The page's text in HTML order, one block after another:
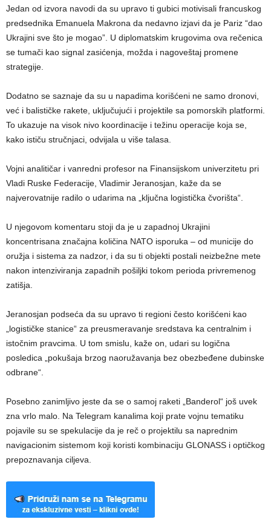
Jedan od izvora navodi da su upravo ti gubici motivisali francuskog
predsednika Emanuela Makrona da nedavno izjavi da je Pariz “dao
Ukrajini sve što je mogao”. U diplomatskim krugovima ova rečenica
se tumači kao signal zasićenja, možda i nagoveštaj promene
strategije.
Dodatno se saznaje da su u napadima korišćeni ne samo dronovi,
već i balističke rakete, uključujući i projektile sa pomorskih platformi.
To ukazuje na visok nivo koordinacije i težinu operacije koja se,
kako ističu stručnjaci, odvijala u više talasa.
Vojni analitičar i vanredni profesor na Finansijskom univerzitetu pri
Vladi Ruske Federacije, Vladimir Jeranosjan, kaže da se
najverovatnije radilo o udarima na „ključna logistička čvorišta“.
U njegovom komentaru stoji da je u zapadnoj Ukrajini
koncentrisana značajna količina NATO isporuka – od municije do
oružja i sistema za nadzor, i da su ti objekti postali neizbežne mete
nakon intenziviranja zapadnih pošiljki tokom perioda privremenog
zatišja.
Jeranosjan podseća da su upravo ti regioni često korišćeni kao
„logističke stanice“ za preusmeravanje sredstava ka centralnim i
istočnim pravcima. U tom smislu, kaže on, udari su logična
posledica „pokušaja brzog naoružavanja bez obezbeđene dubinske
odbrane“.
Posebno zanimljivo jeste da se o samoj raketi „Banderol“ još uvek
zna vrlo malo. Na Telegram kanalima koji prate vojnu tematiku
pojavile su se spekulacije da je reč o projektilu sa naprednim
navigacionim sistemom koji koristi kombinaciju GLONASS i optičkog
prepoznavanja ciljeva.